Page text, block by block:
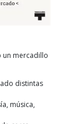
un mercadillo
distintas
música,